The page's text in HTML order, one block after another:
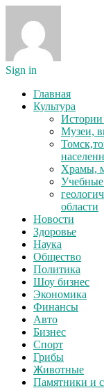
Sign in
Главная
Культура
Истории
Музеи,
Храмы,
Учебные
области
Новости
Здоровье
Наука
Общество
Политика
Шоу бизнес
Экономика
Финансы
Авто
Бизнес
Спорт
Грибы
Животные
Памятники и